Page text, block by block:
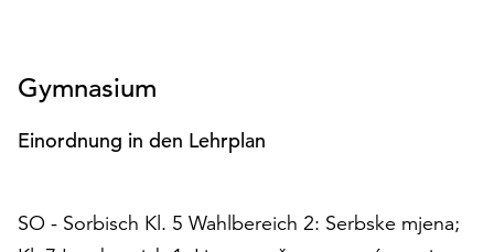
Gymnasium
Einordnung in den Lehrplan
SO - Sorbisch Kl. 5 Wahlbereich 2: Serbske mjena;